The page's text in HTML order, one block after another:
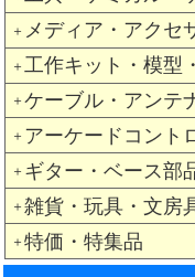
＋ メディア・アクセ
＋ 工作キット・模型
＋ ケーブル・アンテ
＋ アーケードコント
＋ ギター・ベース部
＋ 雑貨・玩具・文房
＋ 特価・特集品